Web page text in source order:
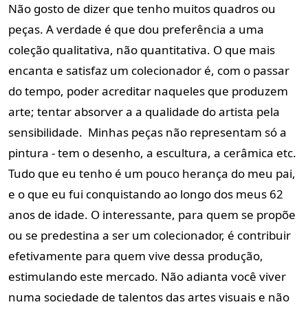
Não gosto de dizer que tenho muitos quadros ou
peças. A verdade é que dou preferência a uma
coleção qualitativa, não quantitativa. O que mais
encanta e satisfaz um colecionador é, com o passar
do tempo, poder acreditar naqueles que produzem
arte; tentar absorver a a qualidade do artista pela
sensibilidade. Minhas peças não representam só a
pintura - tem o desenho, a escultura, a cerâmica etc.
Tudo que eu tenho é um pouco herança do meu pai,
e o que eu fui conquistando ao longo dos meus 62
anos de idade. O interessante, para quem se propõe
ou se predestina a ser um colecionador, é contribuir
efetivamente para quem vive dessa produção,
estimulando este mercado. Não adianta você viver
numa sociedade de talentos das artes visuais e não